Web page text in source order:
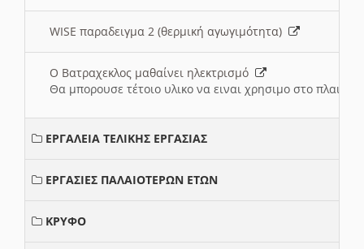
WISE παραδειγμα 2 (θερμική αγωγιμότητα)
Ο Βατραχεκλος μαθαίνει ηλεκτρισμό
Θα μπορουσε τέτοιο υλικο να ειναι χρησιμο στο
ΕΡΓΑΛΕΙΑ ΤΕΛΙΚΗΣ ΕΡΓΑΣΙΑΣ
ΕΡΓΑΣΙΕΣ ΠΑΛΑΙΟΤΕΡΩΝ ΕΤΩΝ
ΚΡΥΦΟ